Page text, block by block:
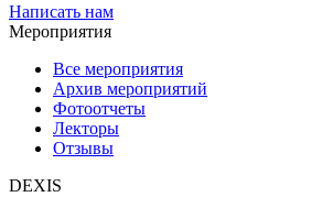
Написать нам
Мероприятия
Все мероприятия
Архив мероприятий
Фотоотчеты
Лекторы
Отзывы
DEXIS